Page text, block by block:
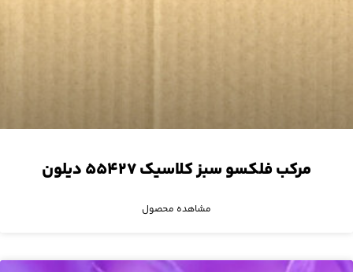
مرکب فلکسو سبز کلاسیک ۵۵۴۲۷ دیلون
مشاهده محصول